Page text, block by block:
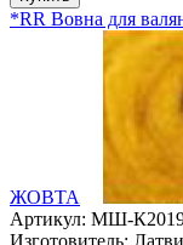
*RR Вовна для
ЖОВТА
Артикул: МШ-
Изготовитель: